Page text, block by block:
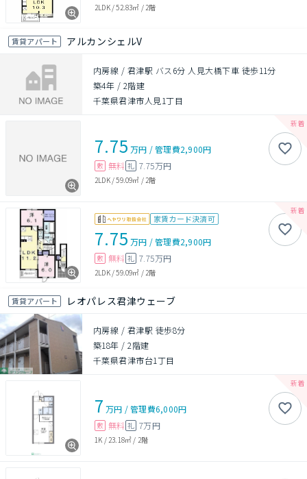
2LDK/52.83㎡ / 2階
賃貸アパート アルカンシェルV
内房線 / 君津駅 バス6分 人見大橋下車 徒歩11分
築4年 / 2階建
千葉県君津市人見1丁目
7.75 万円 /管理費2,900円
敷 無料 礼 7.75万円
2LDK/59.09㎡ / 2階
家賃カード決済可
7.75 万円 /管理費2,900円
敷 無料 礼 7.75万円
2LDK/59.09㎡ /2階
賃貸アパート レオパレス君津ウェーブ
内房線 / 君津駅 徒歩8分
築18年 /2階建
千葉県君津市台1丁目
7 万円 /管理費6,000円
敷 無料 礼 7万円
1K / 23.18㎡ / 2階